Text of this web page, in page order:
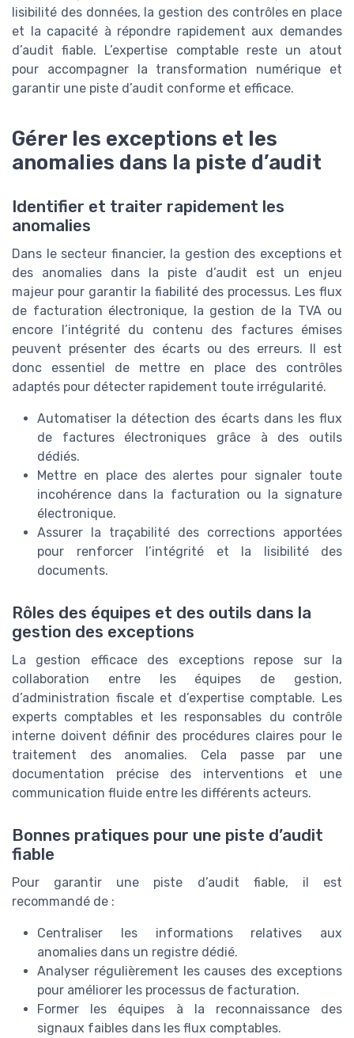
lisibilité des données, la gestion des contrôles en place
et la capacité à répondre rapidement aux demandes
d’audit fiable. L’expertise comptable reste un atout
pour accompagner la transformation numérique et
garantir une piste d’audit conforme et efficace.
Gérer les exceptions et les
anomalies dans la piste d’audit
Identifier et traiter rapidement les
anomalies
Dans le secteur financier, la gestion des exceptions et
des anomalies dans la piste d’audit est un enjeu
majeur pour garantir la fiabilité des processus. Les flux
de facturation électronique, la gestion de la TVA ou
encore l’intégrité du contenu des factures émises
peuvent présenter des écarts ou des erreurs. Il est
donc essentiel de mettre en place des contrôles
adaptés pour détecter rapidement toute irrégularité.
Automatiser la détection des écarts dans les flux
de factures électroniques grâce à des outils
dédiés.
Mettre en place des alertes pour signaler toute
incohérence dans la facturation ou la signature
électronique.
Assurer la traçabilité des corrections apportées
pour renforcer l’intégrité et la lisibilité des
documents.
Rôles des équipes et des outils dans la
gestion des exceptions
La gestion efficace des exceptions repose sur la
collaboration entre les équipes de gestion,
d’administration fiscale et d’expertise comptable. Les
experts comptables et les responsables du contrôle
interne doivent définir des procédures claires pour le
traitement des anomalies. Cela passe par une
documentation précise des interventions et une
communication fluide entre les différents acteurs.
Bonnes pratiques pour une piste d’audit
fiable
Pour garantir une piste d’audit fiable, il est
recommandé de :
Centraliser les informations relatives aux
anomalies dans un registre dédié.
Analyser régulièrement les causes des exceptions
pour améliorer les processus de facturation.
Former les équipes à la reconnaissance des
signaux faibles dans les flux comptables.